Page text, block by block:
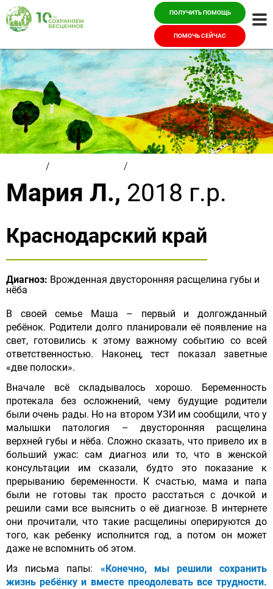
ПОЛУЧИТЬ ПОМОЩЬ
ПОМОЧЬ СЕЙЧАС
/ /
Мария Л., 2018 г.р.
Краснодарский край
Диагноз: Врожденная двусторонняя расщелина губы и
нёба
В своей семье Маша – первый и долгожданный
ребёнок. Родители долго планировали её появление на
свет, готовились к этому важному событию со всей
ответственностью. Наконец, тест показал заветные
«две полоски».
Вначале всё складывалось хорошо. Беременность
протекала без осложнений, чему будущие родители
были очень рады. Но на втором УЗИ им сообщили, что у
малышки патология – двусторонняя расщелина
верхней губы и нёба. Сложно сказать, что привело их в
больший ужас: сам диагноз или то, что в женской
консультации им сказали, будто это показание к
прерыванию беременности. К счастью, мама и папа
были не готовы так просто расстаться с дочкой и
решили сами все выяснить о её диагнозе. В интернете
они прочитали, что такие расщелины оперируются до
того, как ребенку исполнится год, а потом он может
даже не вспомнить об этом.
Из письма папы: «Конечно, мы решили сохранить
жизнь ребёнку и вместе преодолевать все трудности.